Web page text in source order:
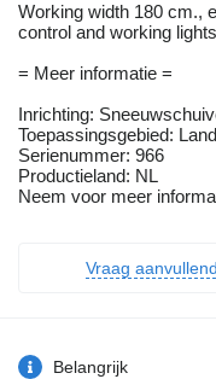
Working width 180 cm.,
control and working lights
= Meer informatie =
Inrichting:
Toepassingsgebied:
Serienummer: 966
Productieland: NL
Neem voor meer
Vraag
Belangrijk